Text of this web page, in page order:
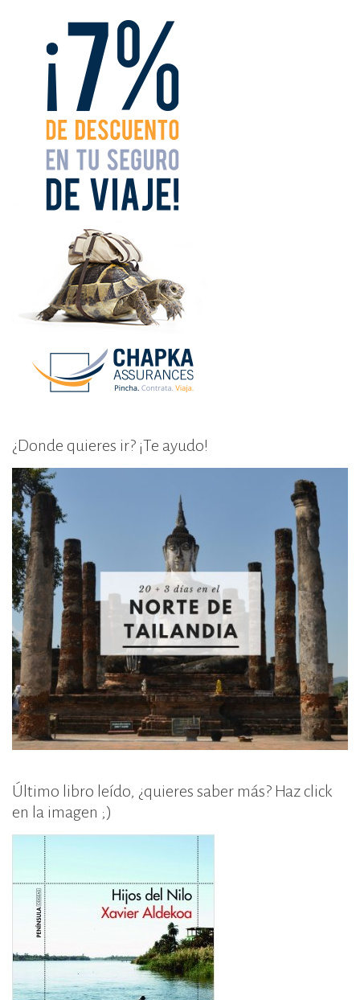
¿Donde quieres ir? ¡Te ayudo!
Último libro leído, ¿quieres saber más? Haz click
en la imagen ;)